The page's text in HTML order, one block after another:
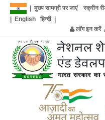
मुख्य सामग्री पर जाएं स्क्रीन
English हिन्दी|
लॉग इन करें